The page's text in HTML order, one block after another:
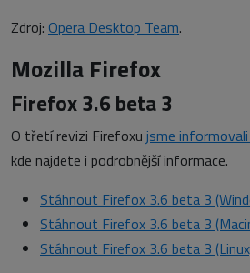
Zdroj: Opera Desktop Team.
Mozilla Firefox
Firefox 3.6 beta 3
O třetí revizi Firefoxu jsme
kde najdete i podrobnější informace.
Stáhnout Firefox 3.6 beta 3
Stáhnout Firefox 3.6 beta 3
Stáhnout Firefox 3.6 beta 3